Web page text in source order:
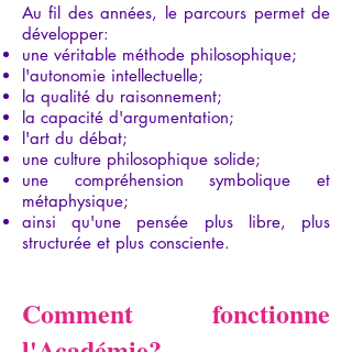
Au fil des années, le parcours permet de
développer:
une véritable méthode philosophique;
l'autonomie intellectuelle;
la qualité du raisonnement;
la capacité d'argumentation;
l'art du débat;
une culture philosophique solide;
une compréhension symbolique et
métaphysique;
ainsi qu'une pensée plus libre, plus
structurée et plus consciente.
Comment fonctionne